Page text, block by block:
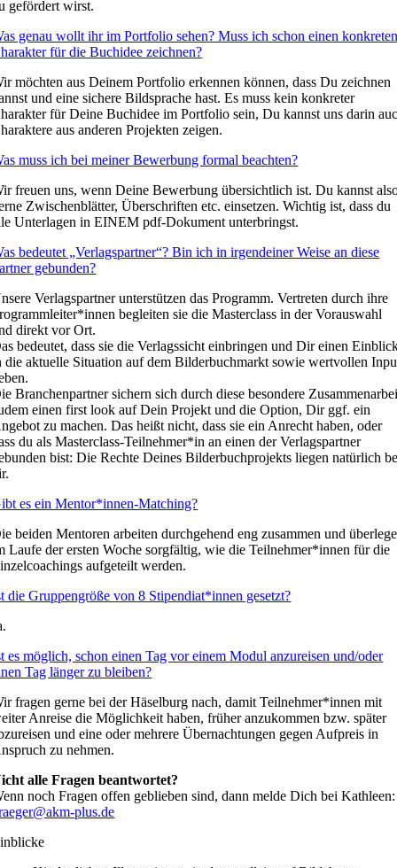
gefördert wirst.
genau wollt ihr im Portfolio sehen? Muss ich schon einen
für die Buchidee zeichnen?
möchten aus Deinem Portfolio erkennen können, dass Du zeichnen
und eine sichere Bildsprache hast. Es muss kein konkreter
für Deine Buchidee im Portfolio sein, Du kannst uns darin
aus anderen Projekten zeigen.
muss ich bei meiner Bewerbung formal beachten?
freuen uns, wenn Deine Bewerbung übersichtlich ist. Du kannst
Zwischenblätter, Überschriften etc. einsetzen. Wichtig ist, dass du
Unterlagen in EINEM pdf-Dokument unterbringst.
bedeutet „Verlagspartner“? Bin ich in irgendeiner Weise an diese
gebunden?
Verlagspartner unterstützen das Programm. Vertreten durch ihre
begleiten sie die Masterclass in der Vorauswahl
direkt vor Ort.
bedeutet, dass sie die Verlagssicht einbringen und Dir einen
die aktuelle Situation auf dem Bilderbuchmarkt sowie wertvollen
Branchenpartner sichern sich durch diese besondere
einen first look auf Dein Projekt und die Option, Dir ggf. ein
zu machen. Das heißt nicht, dass sie ein Anrecht haben, oder
du als Masterclass-Teilnehmer*in an einen der Verlagspartner
bist: Die Rechte Deines Bilderbuchprojekts liegen natürlich
es ein Mentor*innen-Matching?
beiden Mentoren arbeiten durchgehend eng zusammen und
Laufe der ersten Woche sorgfältig, wie die Teilnehmer*innen für die
aufgeteilt werden.
die Gruppengröße von 8 Stipendiat*innen gesetzt?
es möglich, schon einen Tag vor einem Modul anzureisen und/oder
Tag länger zu bleiben?
fragen gerne bei der Häselburg nach, damit Teilnehmer*innen mit
Anreise die Möglichkeit haben, früher anzukommen bzw. später
und eine oder mehrere Übernachtungen gegen Aufpreis in
zu nehmen.
alle Fragen beantwortet?
noch Fragen offen geblieben sind, dann melde Dich bei Kathleen:
plus.de